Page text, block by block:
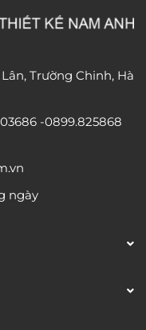
Trường Chinh, Hà
-0899.825868
ngày